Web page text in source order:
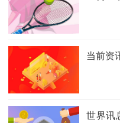
当前资
世界讯